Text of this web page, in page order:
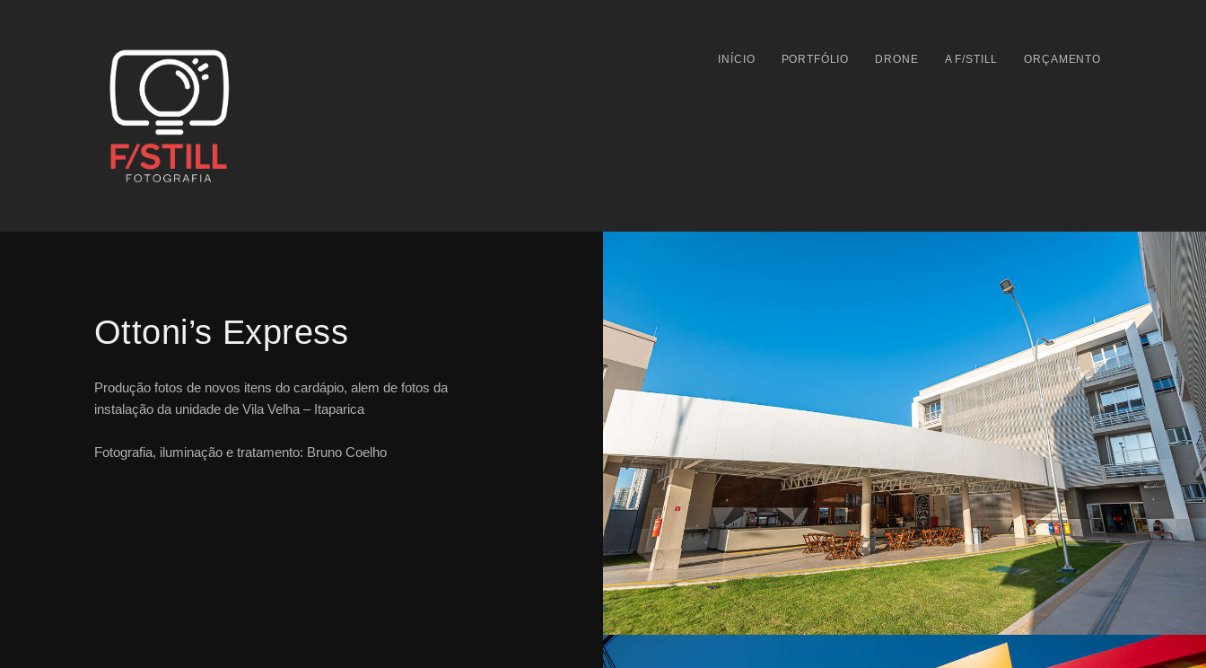
INÍCIO PORTFÓLIO DRONE A F/STILL ORÇAMENTO
Ottoni’s Express
Produção fotos de novos itens do cardápio, alem de fotos da
instalação da unidade de Vila Velha – Itaparica
Fotografia, iluminação e tratamento: Bruno Coelho